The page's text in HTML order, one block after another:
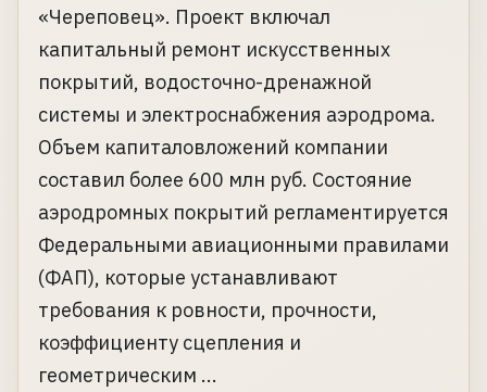
«Череповец». Проект включал
капитальный ремонт искусственных
покрытий, водосточно-дренажной
системы и электроснабжения аэродрома.
Объем капиталовложений компании
составил более 600 млн руб. Состояние
аэродромных покрытий регламентируется
Федеральными авиационными правилами
(ФАП), которые устанавливают
требования к ровности, прочности,
коэффициенту сцепления и
геометрическим ...